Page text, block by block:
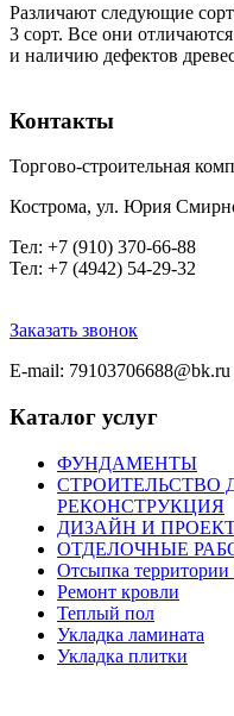
Различают следующие
3 сорт. Все они
и наличию дефектов
Контакты
Торгово-строительная
Кострома, ул. Юрия
Тел: +7 (910) 370-66-88
Тел: +7 (4942) 54-29-32
Заказать звонок
E-mail: 79103706688@bk.ru
Каталог услуг
ФУНДАМЕНТЫ
СТРОИТЕЛЬСТВО
РЕКОНСТРУКЦИЯ
ДИЗАЙН И
ОТДЕЛОЧНЫЕ
Отсыпка территории
Ремонт кровли
Теплый пол
Укладка ламината
Укладка плитки